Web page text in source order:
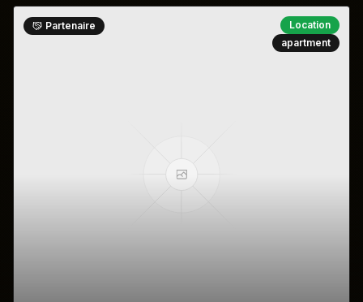
Partenaire
Location
apartment